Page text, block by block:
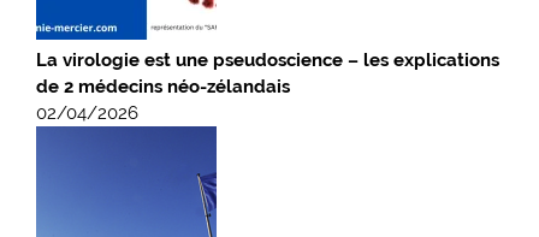
La virologie est une pseudoscience – les explications
de 2 médecins néo-zélandais
02/04/2026